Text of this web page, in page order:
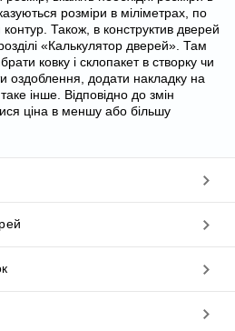
розміри в міліметрах, по
контур. Також, в конструктив дверей
«Калькулятор дверей». Там
ковку і склопакет в створку чи
оздоблення, додати накладку на
інше. Відповідно до змін
ціна в меншу або більшу